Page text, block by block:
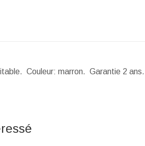
Couleur: marron. Garantie 2 ans.